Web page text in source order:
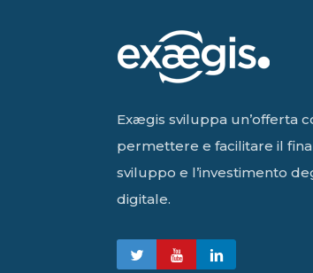
Exægis sviluppa un’offerta
permettere e facilitare il
sviluppo e l’investimento
digitale.